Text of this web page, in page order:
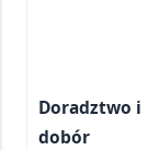
Doradztwo i
dobór